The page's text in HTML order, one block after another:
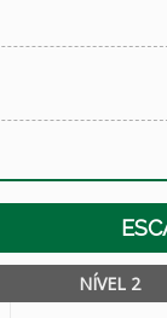
NÍVEL 2